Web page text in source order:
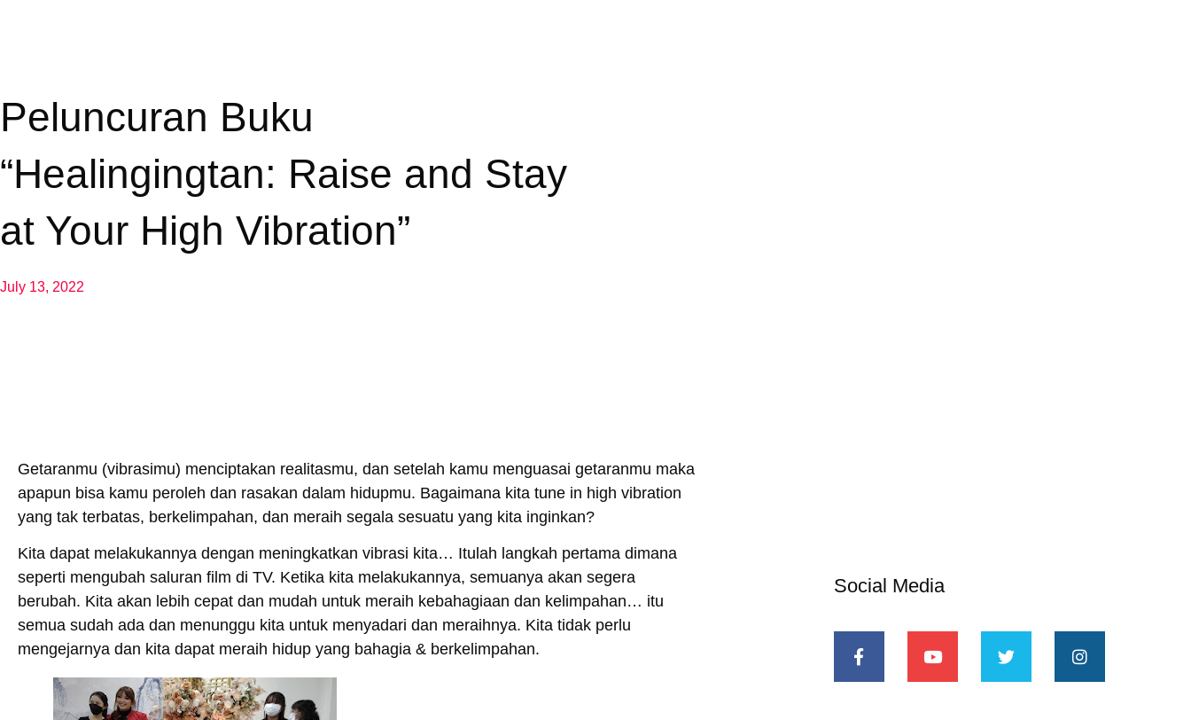
Peluncuran Buku
“Healingingtan: Raise and Stay
at Your High Vibration”
July 13, 2022
Getaranmu (vibrasimu) menciptakan realitasmu, dan setelah kamu menguasai getaranmu maka
apapun bisa kamu peroleh dan rasakan dalam hidupmu. Bagaimana kita tune in high vibration
yang tak terbatas, berkelimpahan, dan meraih segala sesuatu yang kita inginkan?
Kita dapat melakukannya dengan meningkatkan vibrasi kita… Itulah langkah pertama dimana
seperti mengubah saluran film di TV. Ketika kita melakukannya, semuanya akan segera
berubah. Kita akan lebih cepat dan mudah untuk meraih kebahagiaan dan kelimpahan… itu
semua sudah ada dan menunggu kita untuk menyadari dan meraihnya. Kita tidak perlu
mengejarnya dan kita dapat meraih hidup yang bahagia & berkelimpahan.
Social Media